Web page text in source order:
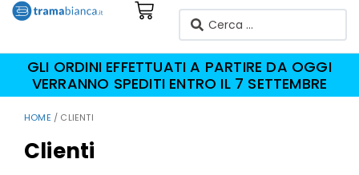
GLI ORDINI EFFETTUATI A PARTIRE DA OGGI
VERRANNO SPEDITI ENTRO IL 7 SETTEMBRE
HOME / CLIENTI
Clienti